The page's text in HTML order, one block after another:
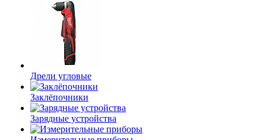
Дрели угловые
Заклёпочники
Зарядные устройства